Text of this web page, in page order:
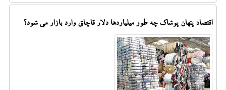
اقتصاد پنهان پوشاک چه طور میلیاردها دلار قاچاق وارد بازار می شود؟